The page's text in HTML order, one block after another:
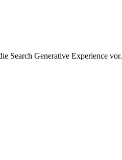
Search Generative Experience vor.